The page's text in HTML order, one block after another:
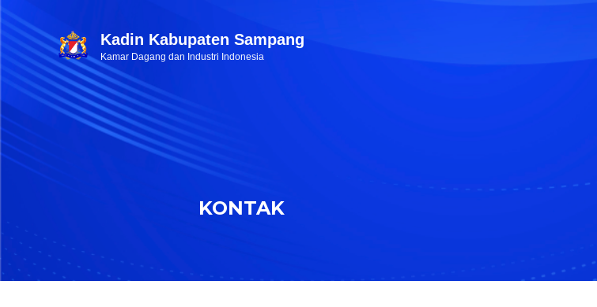
Kadin Kabupaten Sampang
Kamar Dagang dan Industri Indonesia
KONTAK